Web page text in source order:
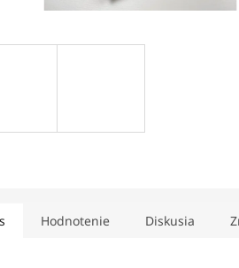
Hodnotenie Diskusia